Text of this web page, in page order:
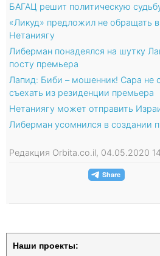
БАГАЦ решит политическую
«Ликуд» предложил не обращать
Нетаниягу
Либерман понадеялся на шутку
посту премьера
Лапид: Биби – мошенник! Сара не
съехать из резиденции премьера
Нетаниягу может отправить
Либерман усомнился в создании
Редакция Orbita.co.il, 04.05.2020
Наши проекты: